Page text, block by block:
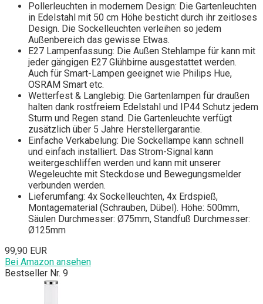
Pollerleuchten in modernem Design: Die Gartenleuchten
in Edelstahl mit 50 cm Höhe besticht durch ihr zeitloses
Design. Die Sockelleuchten verleihen so jedem
Außenbereich das gewisse Etwas.
E27 Lampenfassung: Die Außen Stehlampe für kann mit
jeder gängigen E27 Glühbirne ausgestattet werden.
Auch für Smart-Lampen geeignet wie Philips Hue,
OSRAM Smart etc.
Wetterfest & Langlebig: Die Gartenlampen für draußen
halten dank rostfreiem Edelstahl und IP44 Schutz jedem
Sturm und Regen stand. Die Gartenleuchte verfügt
zusätzlich über 5 Jahre Herstellergarantie.
Einfache Verkabelung: Die Sockellampe kann schnell
und einfach installiert. Das Strom-Signal kann
weitergeschliffen werden und kann mit unserer
Wegeleuchte mit Steckdose und Bewegungsmelder
verbunden werden.
Lieferumfang: 4x Sockelleuchten, 4x Erdspieß,
Montagematerial (Schrauben, Dübel). Höhe: 500mm,
Säulen Durchmesser: Ø75mm, Standfuß Durchmesser:
Ø125mm
99,90 EUR
Bei Amazon ansehen
Bestseller Nr. 9